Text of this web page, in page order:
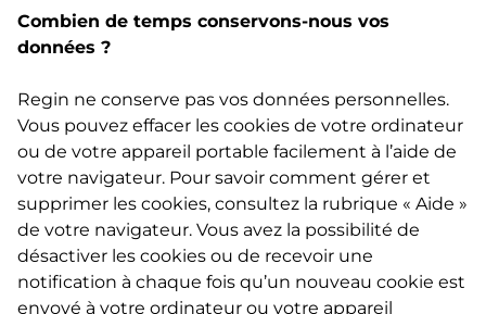
Combien de temps conservons-nous vos
données ?
Regin ne conserve pas vos données personnelles.
Vous pouvez effacer les cookies de votre ordinateur
ou de votre appareil portable facilement à l’aide de
votre navigateur. Pour savoir comment gérer et
supprimer les cookies, consultez la rubrique « Aide »
de votre navigateur. Vous avez la possibilité de
désactiver les cookies ou de recevoir une
notification à chaque fois qu’un nouveau cookie est
envoyé à votre ordinateur ou votre appareil